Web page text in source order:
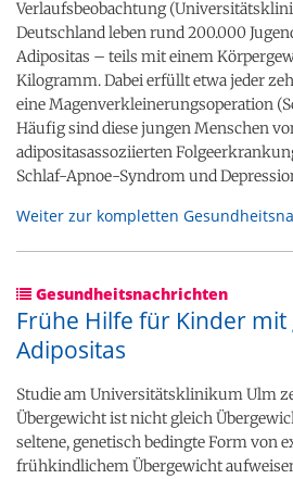
Verlaufsbeobachtung
Deutschland leben rund 200.000
Adipositas – teils mit einem
Kilogramm. Dabei erfüllt etwa jeder
eine Magenverkleinerungsoperation
Häufig sind diese jungen Menschen
adipositasassoziierten
Schlaf-​Apnoe-Syndrom und
Weiter zur kompletten
Gesundheitsnachrichten
Frühe Hilfe für Kinder
Adipositas
Studie am Universitätsklinikum Ulm
Übergewicht ist nicht gleich
seltene, genetisch bedingte Form von
frühkindlichem Übergewicht